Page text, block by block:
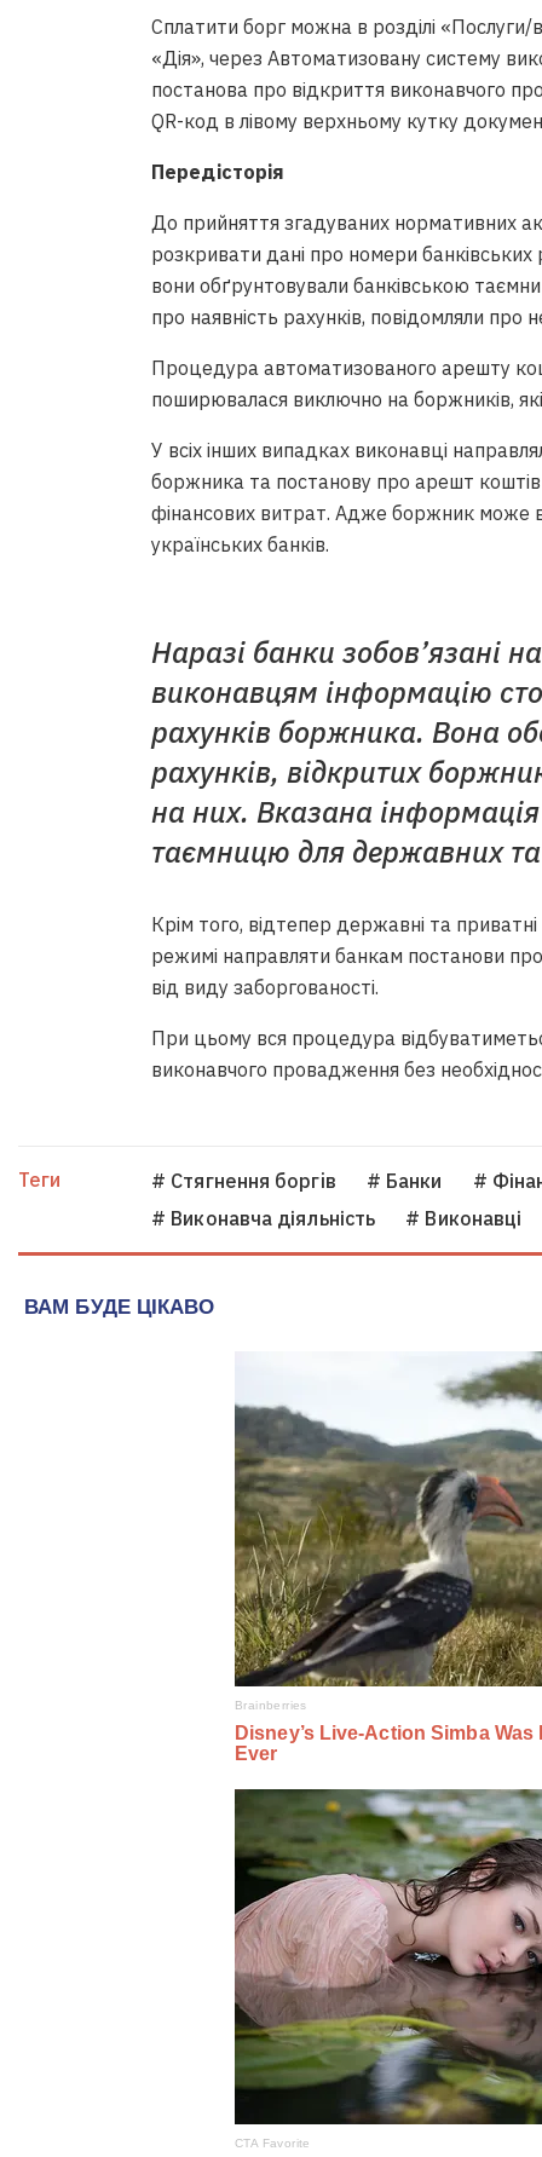
Сплатити борг можна в розділі
«Дія», через Автоматизовану систему
постанова про відкриття виконавчого
QR-код в лівому верхньому кутку
Передісторія
До прийняття згадуваних нормативних
розкривати дані про номери
вони обґрунтовували банківською
про наявність рахунків, повідомляли про
Процедура автоматизованого арешту
поширювалася виключно на боржників,
У всіх інших випадках виконавці
боржника та постанову про арешт
фінансових витрат. Адже боржник може
українських банків.
Наразі банки зобов’язані
виконавцям інформацію
рахунків боржника. Вона
рахунків, відкритих
на них. Вказана
таємницю для державних
Крім того, відтепер державні та
режимі направляти банкам постанови
від виду заборгованості.
При цьому вся процедура
виконавчого провадження без
Теги # Стягнення боргiв # Банки
#
# Виконавча діяльність
# Виконавці